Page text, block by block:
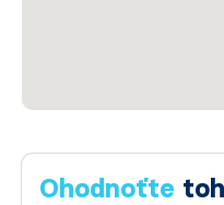
Ohodnoťte